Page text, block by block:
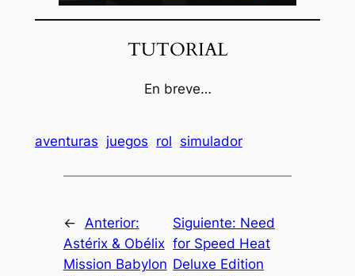
TUTORIAL
En breve…
aventuras juegos rol simulador
← Anterior:
Astérix & Obélix
Mission Babylon
Siguiente: Need
for Speed Heat
Deluxe Edition